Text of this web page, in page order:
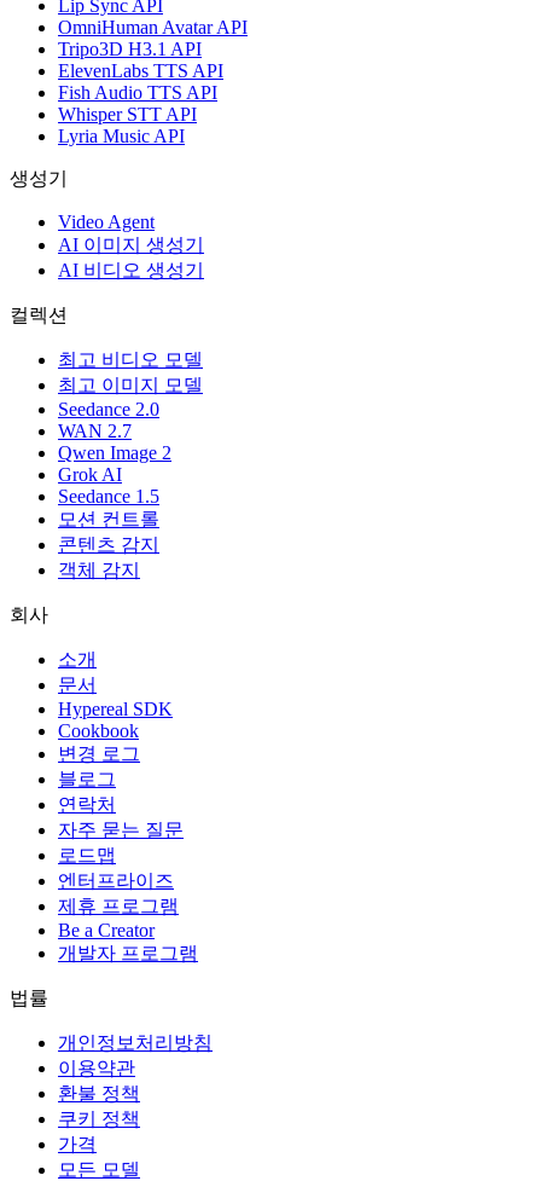
Lip Sync API
OmniHuman Avatar API
Tripo3D H3.1 API
ElevenLabs TTS API
Fish Audio TTS API
Whisper STT API
Lyria Music API
생성기
Video Agent
AI 이미지 생성기
AI 비디오 생성기
컬렉션
최고 비디오 모델
최고 이미지 모델
Seedance 2.0
WAN 2.7
Qwen Image 2
Grok AI
Seedance 1.5
모션 컨트롤
콘텐츠 감지
객체 감지
회사
소개
문서
Hypereal SDK
Cookbook
변경 로그
블로그
연락처
자주 묻는 질문
로드맵
엔터프라이즈
제휴 프로그램
Be a Creator
개발자 프로그램
법률
개인정보처리방침
이용약관
환불 정책
쿠키 정책
가격
모든 모델